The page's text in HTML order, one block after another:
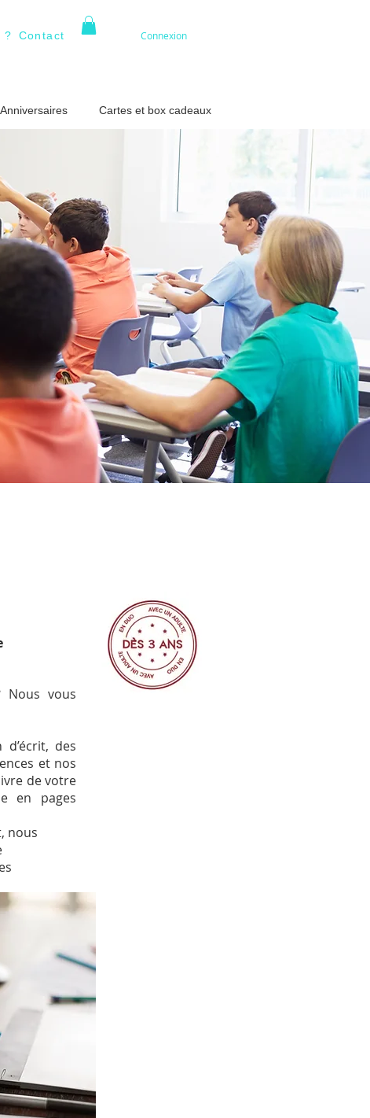
? Contact Connexion
Anniversaires Cartes et box cadeaux
Nous vous
des
et nos
de votre
en pages
nous